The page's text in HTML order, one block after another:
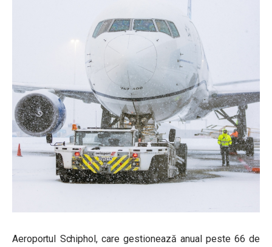
Aeroportul Schiphol, care gestionează anual peste 66 de